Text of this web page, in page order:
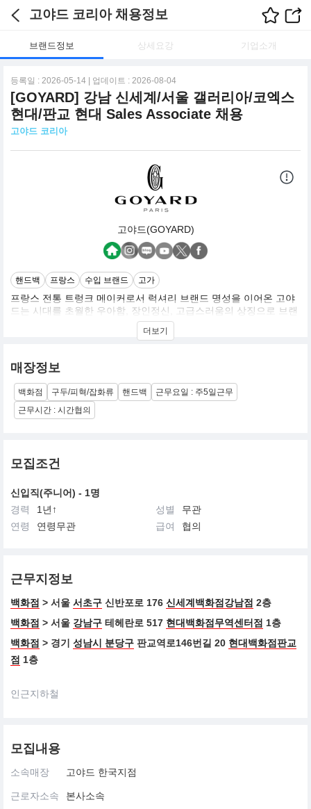
고야드 코리아 채용정보
브랜드정보 상세요강 기업소개
등록일 : 2026-05-14 | 업데이트 : 2026-08-04
[GOYARD] 강남 신세계/서울 갤러리아/코엑스
현대/판교 현대 Sales Associate 채용
고야드 코리아
고야드(GOYARD)
핸드백 프랑스 수입 브랜드 고가
프랑스 전통 트렁크 메이커로서 럭셔리 브랜드 명성을 이어온 고야
드는 시대를 초월한 우아함, 장인정신, 고급스러움의 상징으로 브랜
드의 가치를 이어왔습니다. 고야드는 1853년 처음으로 문을 연 후,
유명인사들의 사랑을 받으며 저명한 아티스트, 산업계 거물, 국가원
있습니다
더보기
매장정보
백화점 구두/피혁/잡화류 핸드백
근무요일 : 주5일근무
근무시간 : 시간협의
모집조건
신입직(주니어) - 1명
경력
1년↑ 성별
무관
연령
연령무관 급여 협의
근무지정보
백화점 > 서울 서초구 신반포로 176 신세계백화점강남점 2층
백화점 > 서울 강남구 테헤란로 517 현대백화점무역센터점 1층
백화점 > 경기 성남시 분당구 판교역로146번길 20 현대백화점판교
점 1층
인근지하철
모집내용
소속매장 고야드 한국지점
근로자소속 본사소속